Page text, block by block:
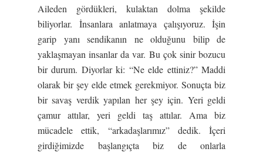
Aileden gördükleri, kulaktan dolma şekilde
biliyorlar. İnsanlara anlatmaya çalışıyoruz. İşin
garip yanı sendikanın ne olduğunu bilip de
yaklaşmayan insanlar da var. Bu çok sinir bozucu
bir durum. Diyorlar ki: “Ne elde ettiniz?” Maddi
olarak bir şey elde etmek gerekmiyor. Sonuçta biz
bir savaş verdik yapılan her şey için. Yeri geldi
çamur attılar, yeri geldi taş attılar. Ama biz
mücadele ettik, “arkadaşlarımız” dedik. İçeri
girdiğimizde başlangıçta biz de onlarla